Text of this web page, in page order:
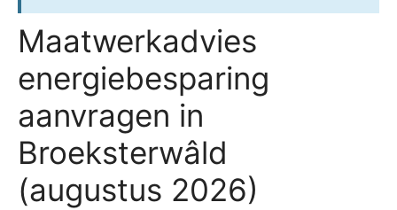
Maatwerkadvies
energiebesparing
aanvragen in
Broeksterwâld
(augustus 2026)